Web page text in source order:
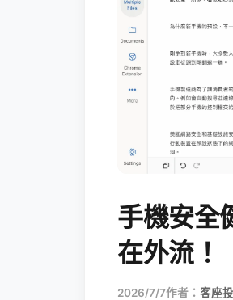
手機安全
在外流！
2026/7/7作者： 客座